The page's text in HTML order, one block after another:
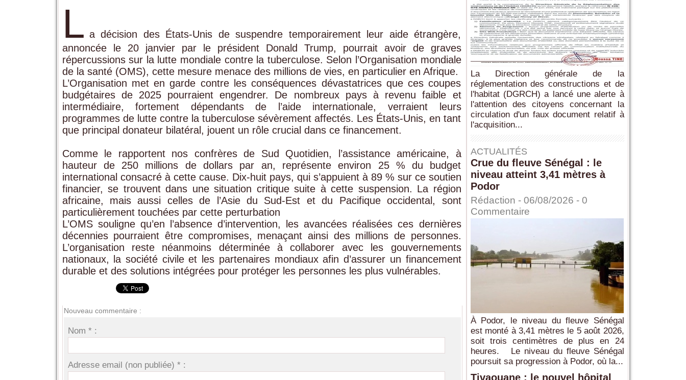
L a décision des États-Unis de suspendre temporairement leur aide étrangère,
annoncée le 20 janvier par le président Donald Trump, pourrait avoir de graves
répercussions sur la lutte mondiale contre la tuberculose. Selon l’Organisation mondiale
de la santé (OMS), cette mesure menace des millions de vies, en particulier en Afrique.
L’Organisation met en garde contre les conséquences dévastatrices que ces coupes
budgétaires de 2025 pourraient engendrer. De nombreux pays à revenu faible et
intermédiaire, fortement dépendants de l’aide internationale, verraient leurs
programmes de lutte contre la tuberculose sévèrement affectés. Les États-Unis, en tant
que principal donateur bilatéral, jouent un rôle crucial dans ce financement.
Comme le rapportent nos confrères de Sud Quotidien, l’assistance américaine, à
hauteur de 250 millions de dollars par an, représente environ 25 % du budget
international consacré à cette cause. Dix-huit pays, qui s’appuient à 89 % sur ce soutien
financier, se trouvent dans une situation critique suite à cette suspension. La région
africaine, mais aussi celles de l’Asie du Sud-Est et du Pacifique occidental, sont
particulièrement touchées par cette perturbation
L’OMS souligne qu’en l’absence d’intervention, les avancées réalisées ces dernières
décennies pourraient être compromises, menaçant ainsi des millions de personnes.
L’organisation reste néanmoins déterminée à collaborer avec les gouvernements
nationaux, la société civile et les partenaires mondiaux afin d’assurer un financement
durable et des solutions intégrées pour protéger les personnes les plus vulnérables.
Nouveau commentaire :
Nom * :
Adresse email (non publiée) * :
La Direction générale de la
réglementation des constructions et de
l'habitat (DGRCH) a lancé une alerte à
l'attention des citoyens concernant la
circulation d'un faux document relatif à
l'acquisition...
ACTUALITÉS
Crue du fleuve Sénégal : le
niveau atteint 3,41 mètres à
Podor
Rédaction - 06/08/2026 - 0
Commentaire
À Podor, le niveau du fleuve Sénégal
est monté à 3,41 mètres le 5 août 2026,
soit trois centimètres de plus en 24
heures. Le niveau du fleuve Sénégal
poursuit sa progression à Podor, où la...
Tivaouane : le nouvel hôpital